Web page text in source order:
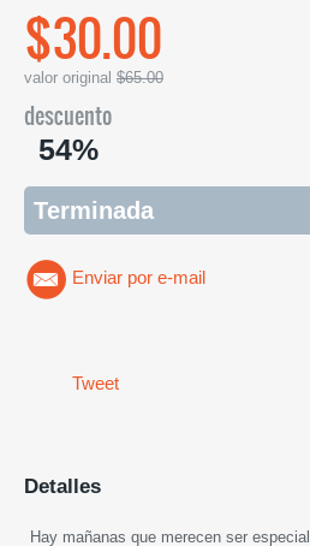
$30.00
valor original $65.00
descuento
54%
Terminada
Enviar por e-mail
Tweet
Detalles
Hay mañanas que merecen ser